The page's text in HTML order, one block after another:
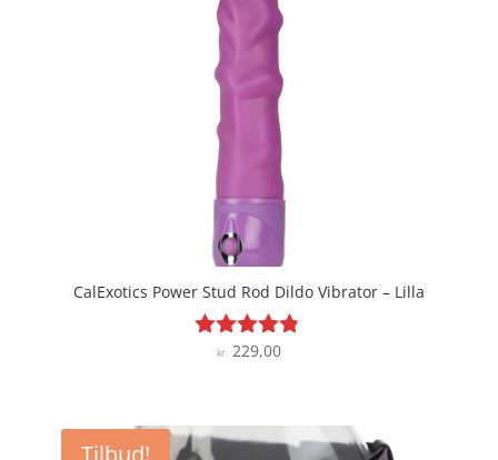
CalExotics Power Stud Rod Dildo Vibrator – Lilla
Vurderet
kr.229,00
Tilbud!